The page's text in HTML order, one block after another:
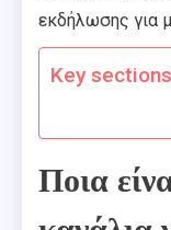
εκδήλωσης για
Key
Ποια